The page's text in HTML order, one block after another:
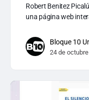
Robert Benitez
una página web
Bloque 10
24 de